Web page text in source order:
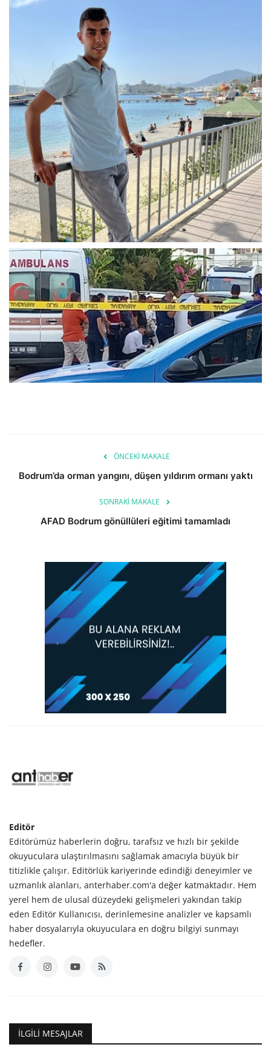
ÖNCEKI MAKALE
Bodrum’da orman yangını, düşen yıldırım ormanı yaktı
SONRAKI MAKALE
AFAD Bodrum gönüllüleri eğitimi tamamladı
Editör
Editörümüz haberlerin doğru, tarafsız ve hızlı bir şekilde
okuyuculara ulaştırılmasını sağlamak amacıyla büyük bir
titizlikle çalışır. Editörlük kariyerinde edindiği deneyimler ve
uzmanlık alanları, anterhaber.com'a değer katmaktadır. Hem
yerel hem de ulusal düzeydeki gelişmeleri yakından takip
eden Editör Kullanıcısı, derinlemesine analizler ve kapsamlı
haber dosyalarıyla okuyuculara en doğru bilgiyi sunmayı
hedefler.
İLGILI MESAJLAR